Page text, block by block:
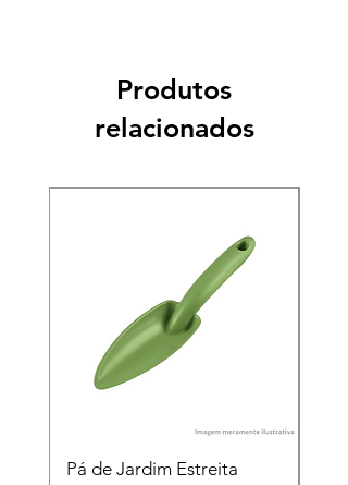
Produtos
relacionados
Pá de Jardim Estreita